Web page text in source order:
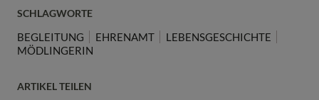
SCHLAGWORTE
BEGLEITUNG EHRENAMT
LEBENSGESCHICHTE
MÖDLINGERIN
ARTIKEL TEILEN